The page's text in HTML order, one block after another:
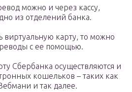
можно и через кассу,
из отделений банка.
виртуальную карту, то можно
с ее помощью.
Сбербанка осуществляются и
кошельков – таких как
и так далее.